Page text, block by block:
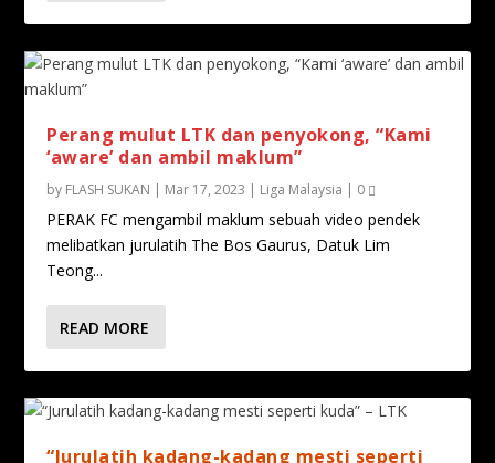
Perang mulut LTK dan penyokong, “Kami
‘aware’ dan ambil maklum”
by FLASH SUKAN | Mar 17, 2023 | Liga Malaysia | 0
PERAK FC mengambil maklum sebuah video pendek
melibatkan jurulatih The Bos Gaurus, Datuk Lim
Teong...
READ MORE
“Jurulatih kadang-kadang mesti seperti